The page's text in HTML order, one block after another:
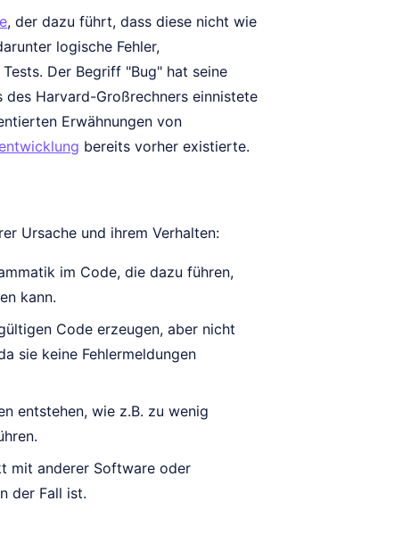
, der dazu führt, dass diese nicht wie
logische Fehler,
Der Begriff "Bug" hat seine
Harvard-Großrechners einnistete
Erwähnungen von
bereits vorher existierte.
Ursache und ihrem Verhalten:
im Code, die dazu führen,
kann.
Code erzeugen, aber nicht
sie keine Fehlermeldungen
entstehen, wie z.B. zu wenig
mit anderer Software oder
der Fall ist.